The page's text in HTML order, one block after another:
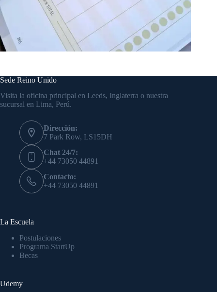
Sede Reino Unido
Visita la oficina principal en Leeds, Inglaterra o nuestra
sucursal en Lima, Perú.
Dirección:
7 Park Row, LS15DH
Chat 24/7:
+44 73050 44891
Contacto:
+44 73050 44891
La Escuela
Postulaciones
Programa StartUp
Becas
Udemy